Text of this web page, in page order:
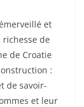
et
de
de Croatie
:
de savoir-
et leur